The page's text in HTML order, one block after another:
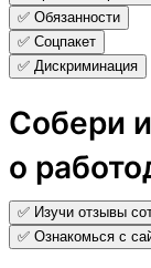
✅ Обязанности
✅ Соцпакет
✅ Дискриминация
Собери
о
✅ Изучи отзывы
✅ Ознакомься с